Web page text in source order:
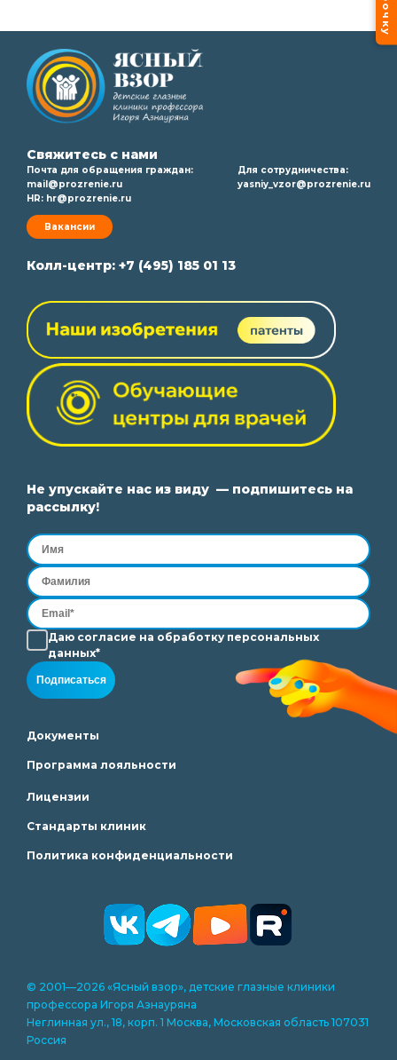
Свяжитесь с нами
Почта для обращения граждан:
mail@prozrenie.ru
HR: hr@prozrenie.ru
Вакансии
Для сотрудничества:
yasniy_vzor@prozrenie.ru
Колл-центр: +7 (495) 185 01 13
Не упускайте нас из виду — подпишитесь на
рассылку!
Даю согласие на обработкуперсональных
данных*
Подписаться
Документы
Программа лояльности
Лицензии
Стандарты клиник
Политика конфиденциальности
© 2001—2026 «Ясный взор», детские глазные клиники
профессора Игоря Азнауряна
Неглинная ул., 18, корп. 1 Москва, Московская область 107031
Россия